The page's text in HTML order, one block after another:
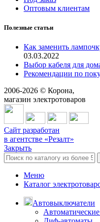
Оптовым клиентам
Полезные статьи
Как заменить
03.03.2022
Выбор кабеля для
Рекомендации по
2006-2026 © Корона,
магазин электротоваров
Сайт разработан
в агентстве «Резалт»
Закрыть
Меню
Каталог
Автовыключатели